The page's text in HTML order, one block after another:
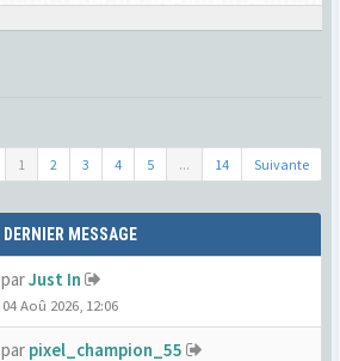
1 2 3 4 5 ... 14 Suivante
DERNIER MESSAGE
parJust In
04 Aoû 2026, 12:06
par pixel_champion_55